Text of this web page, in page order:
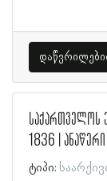
საქართველოს
1836 |
ტიპი: